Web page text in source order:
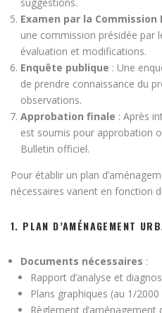
Examen par la Commission
une commission présidée par
évaluation et modifications.
Enquête publique : Une
de prendre connaissance du
observations.
Approbation finale : Après
est soumis pour approbation
Bulletin officiel.
Pour établir un plan
nécessaires varient en fonction
1. PLAN D’AMÉNAGEMENT
Documents nécessaires :
Rapport d’analyse et
Plans graphiques (au 1/
Règlement d’aménagement